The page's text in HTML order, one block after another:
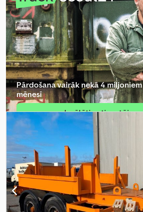
Pārdošana vairāk nekā 4
mēnesī
Izvēlēties tirgotāja
Izveidot atsevišķu